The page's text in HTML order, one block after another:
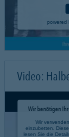
powered
Video:
Wir benötigen
Wir
einzubetten.
lesen Sie die